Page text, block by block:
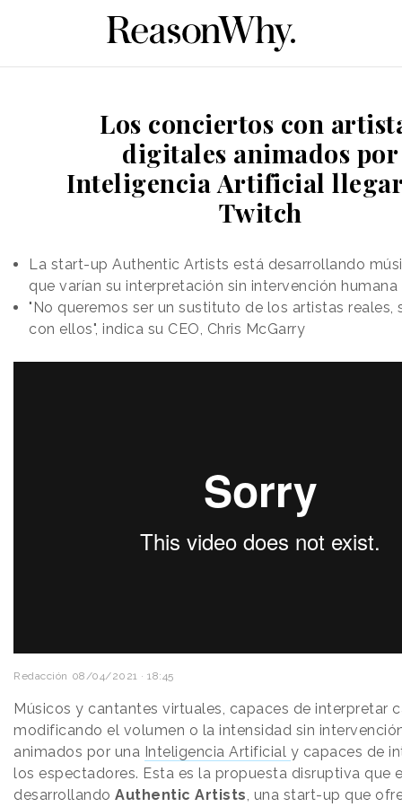
Los conciertos con
digitales animados por
Inteligencia Artificial
Twitch
La start-up Authentic Artists está desarrollando
que varían su interpretación sin intervención humana
"No queremos ser un sustituto de los artistas reales,
con ellos", indica su CEO, Chris McGarry
Redacción 08/04/2021 · 18:45
Músicos y cantantes virtuales, capaces de interpretar
modificando el volumen o la intensidad sin
animados por una Inteligencia Artificial y capaces de
los espectadores. Esta es la propuesta disruptiva que
desarrollando Authentic Artists, una start-up que